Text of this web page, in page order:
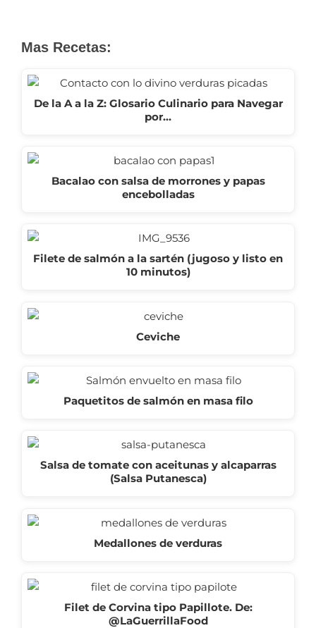
Mas Recetas:
De la A a la Z: Glosario Culinario para Navegar
por…
Bacalao con salsa de morrones y papas
encebolladas
Filete de salmón a la sartén (jugoso y listo en
10 minutos)
Ceviche
Paquetitos de salmón en masa filo
Salsa de tomate con aceitunas y alcaparras
(Salsa Putanesca)
Medallones de verduras
Filet de Corvina tipo Papillote. De:
@LaGuerrillaFood